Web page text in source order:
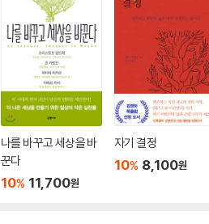
나를 바꾸고 세상을 바
꾼다
10% 11,700원
자기 결정
10% 8,100원